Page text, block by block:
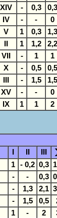
XIV - 0,3 0,3
IV - - 0
V 1 0,3 1,3
1 1,2 2,2
VII - 1 1
X - 0,5 0,5
- 1,5 1,5
XV - - 0
IX 1 1 2
1 - 0,2 0,3
- - 0,3
- 1,3 2,1
- 1,5 0,5
1 - 2